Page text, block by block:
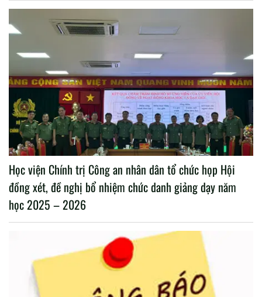
Học viện Chính trị Công an nhân dân tổ chức họp Hội
đồng xét, đề nghị bổ nhiệm chức danh giảng dạy năm
học 2025 – 2026